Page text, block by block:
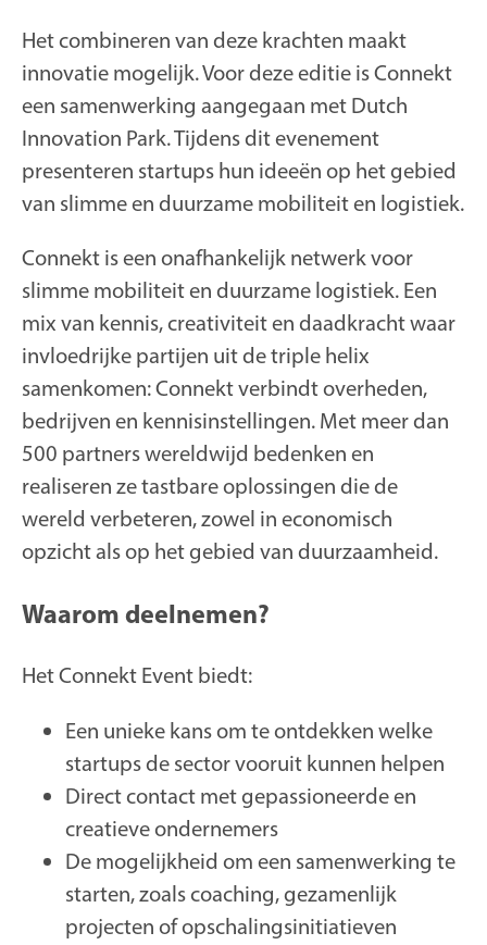
Het combineren van deze krachten maakt
innovatie mogelijk. Voor deze editie is Connekt
een samenwerking aangegaan met Dutch
Innovation Park. Tijdens dit evenement
presenteren startups hun ideeën op het gebied
van slimme en duurzame mobiliteit en logistiek.
Connekt is een onafhankelijk netwerk voor
slimme mobiliteit en duurzame logistiek. Een
mix van kennis, creativiteit en daadkracht waar
invloedrijke partijen uit de triple helix
samenkomen: Connekt verbindt overheden,
bedrijven en kennisinstellingen. Met meer dan
500 partners wereldwijd bedenken en
realiseren ze tastbare oplossingen die de
wereld verbeteren, zowel in economisch
opzicht als op het gebied van duurzaamheid.
Waarom deelnemen?
Het Connekt Event biedt:
Een unieke kans om te ontdekken welke
startups de sector vooruit kunnen helpen
Direct contact met gepassioneerde en
creatieve ondernemers
De mogelijkheid om een samenwerking te
starten, zoals coaching, gezamenlijk
projecten of opschalingsinitiatieven